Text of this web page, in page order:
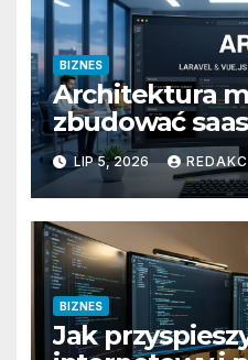
BIZNES
Architektura
zbudować
klientów
LIP 5, 2026
BIZNES
Jak